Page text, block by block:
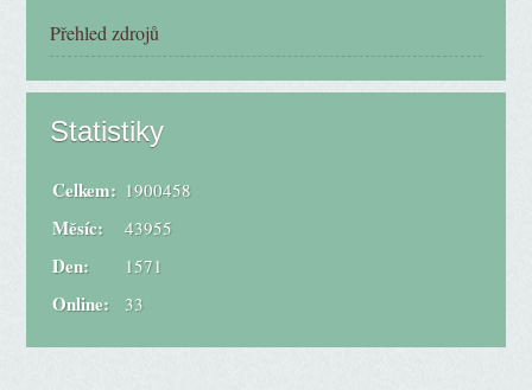
Přehled zdrojů
Statistiky
Online: 33
Celkem: 1900458
Měsíc: 43955
Den: 1571